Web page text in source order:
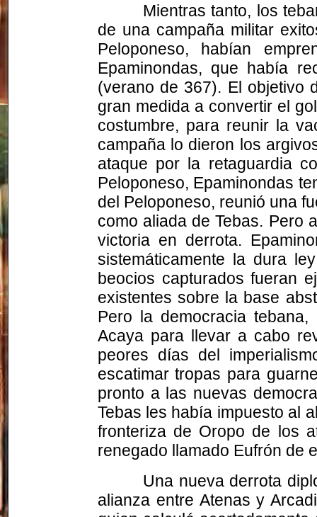
Mientras tanto, los
de una campaña militar
Peloponeso, habían
Epaminondas, que había
(verano de 367). El objetivo
gran medida a convertir el
costumbre, para reunir la
campaña lo dieron los
ataque por la retaguardia
Peloponeso, Epaminondas
del Peloponeso, reunió una
como aliada de Tebas. Pero
victoria en derrota.
sistemáticamente la dura
beocios capturados fueran
existentes sobre la base
Pero la democracia
Acaya para llevar a cabo
peores días del
escatimar tropas para
pronto a las nuevas
Tebas les había impuesto al
fronteriza de Oropo de los
renegado llamado Eufrón de
Una nueva derrota
alianza entre Atenas y